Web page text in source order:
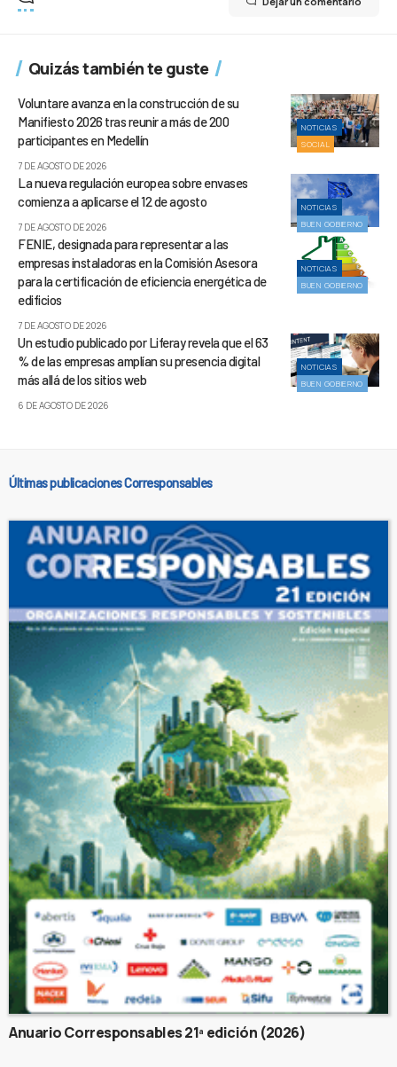
Quizás también te guste
NOTICIAS
SOCIAL
Voluntare avanza en la construcción de su
Manifiesto 2026 tras reunir a más de 200
participantes en Medellín
7 DE AGOSTO DE 2026
NOTICIAS
BUEN GOBIERNO
La nueva regulación europea sobre envases
comienza a aplicarse el 12 de agosto
7 DE AGOSTO DE 2026
NOTICIAS
BUEN GOBIERNO
FENIE, designada para representar a las
empresas instaladoras en la Comisión Asesora
para la certificación de eficiencia energética de
edificios
7 DE AGOSTO DE 2026
NOTICIAS
BUEN GOBIERNO
Un estudio publicado por Liferay revela que el 63
% de las empresas amplían su presencia digital
más allá de los sitios web
6 DE AGOSTO DE 2026
Últimas publicaciones Corresponsables
Anuario Corresponsables 21ª edición (2026)